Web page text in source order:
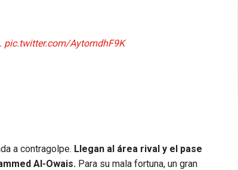
pic.twitter.com/AytomdhF9K
a contragolpe. Llegan al área rival y el pase
Al-Owais. Para su mala fortuna, un gran